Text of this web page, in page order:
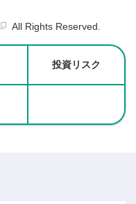
All Rights Reserved.
投資リスク